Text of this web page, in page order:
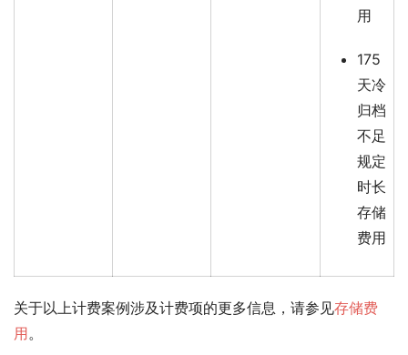
用
175
天冷
归档
不足
规定
时长
存储
费用
关于以上计费案例涉及计费项的更多信息，请参见存储费
用。